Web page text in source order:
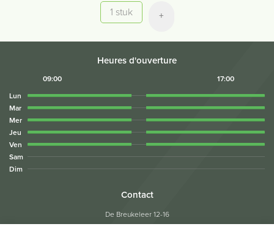
Quantité
+
Heures d'ouverture
09:00
17:00
Lun
Mar
Mer
Jeu
Ven
Sam
Dim
Contact
De Breukeleer 12-16
1730 Asse